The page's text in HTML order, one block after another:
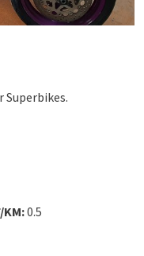
Superbikes.
0.5